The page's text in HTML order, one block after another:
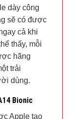
dày công
sẽ có được
cả khi
thấy, mỗi
hãng
trải
dùng.
Bionic
Apple tạo